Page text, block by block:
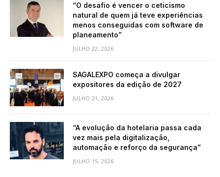
“O desafio é vencer o ceticismo
natural de quem já teve experiências
menos conseguidas com software de
planeamento”
JULHO 22, 2026
SAGALEXPO começa a divulgar
expositores da edição de 2027
JULHO 21, 2026
“A evolução da hotelaria passa cada
vez mais pela digitalização,
automação e reforço da segurança”
JULHO 15, 2026